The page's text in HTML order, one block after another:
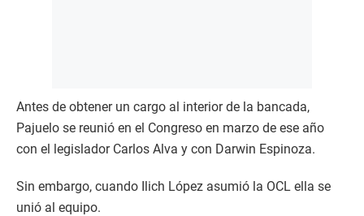
Antes de obtener un cargo al interior de la bancada,
Pajuelo se reunió en el Congreso en marzo de ese año
con el legislador Carlos Alva y con Darwin Espinoza.
Sin embargo, cuando Ilich López asumió la OCL ella se
unió al equipo.